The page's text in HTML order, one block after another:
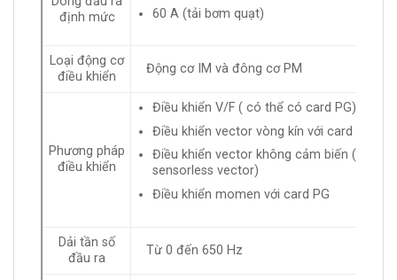
định mức
60 A (tải bơm quạt)
Loại động cơ
điều khiển
Động cơ IM và đông cơ PM
Phương pháp
điều khiển
Điều khiển V/F ( có thể có card PG)
Điều khiển vector vòng kín với card PG
Điều khiển vector không cảm biến (
sensorless vector)
Điều khiển momen với card PG
Dải tần số
đầu ra
Từ 0 đến 650 Hz